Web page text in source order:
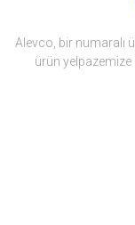
Alevco, bir numaralı
ürün